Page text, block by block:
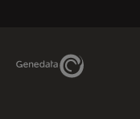
Genedata Link